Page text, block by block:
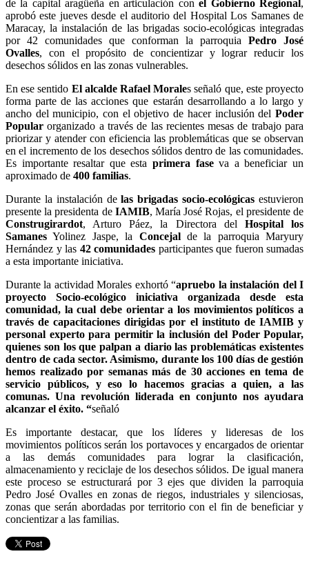
de la capital aragüeña en articulación con el Gobierno Regional,
aprobó este jueves desde el auditorio del Hospital Los Samanes de
Maracay, la instalación de las brigadas socio-ecológicas integradas
por 42 comunidades que conforman la parroquia Pedro José
Ovalles, con el propósito de concientizar y lograr reducir los
desechos sólidos en las zonas vulnerables.
En ese sentido El alcalde Rafael Morales señaló que, este proyecto
forma parte de las acciones que estarán desarrollando a lo largo y
ancho del municipio, con el objetivo de hacer inclusión del Poder
Popular organizado a través de las recientes mesas de trabajo para
priorizar y atender con eficiencia las problemáticas que se observan
en el incremento de los desechos sólidos dentro de las comunidades.
Es importante resaltar que esta primera faseva a beneficiar un
aproximado de 400 familias.
Durante la instalación delas brigadas socio-ecológicas estuvieron
presente la presidenta de IAMIB, María José Rojas, el presidente de
Construgirardot, Arturo Páez, la Directora del Hospital los
Samanes Yolinez Jaspe, la Concejalde la parroquia Maryury
Hernández y las 42 comunidades participantes que fueron sumadas
a esta importante iniciativa.
Durante la actividad Morales exhortó “apruebo la instalación del I
proyecto Socio-ecológico iniciativa organizada desde esta
comunidad, la cual debe orientar a los movimientos políticos a
través de capacitaciones dirigidas por el instituto de IAMIB y
personal experto para permitir la inclusión del Poder Popular,
quienes son los que palpan a diario las problemáticas existentes
dentro de cada sector. Asimismo, durante los 100 días de gestión
hemos realizado por semanas más de 30 acciones en tema de
servicio públicos, y eso lo hacemos gracias a quien, a las
comunas. Una revolución liderada en conjunto nos ayudara
alcanzar el éxito. “señaló
Es importante destacar, que los líderes y lideresas de los
movimientos políticos serán los portavoces y encargados de orientar
a las demás comunidades para lograr la clasificación,
almacenamiento y reciclaje de los desechos sólidos. De igual manera
este proceso se estructurará por 3 ejes que dividen la parroquia
Pedro José Ovalles en zonas de riegos, industriales y silenciosas,
zonas que serán abordadas por territorio con el fin de beneficiar y
concientizar a las familias.